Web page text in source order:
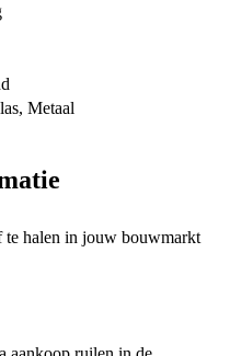
, Metaal
te halen in jouw bouwmarkt